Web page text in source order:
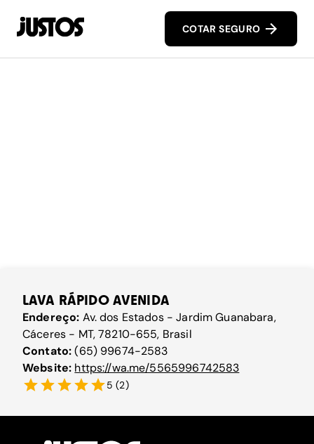
COTAR SEGURO
LAVA RÁPIDO AVENIDA
Endereço: Av. dos Estados - Jardim Guanabara,
Cáceres - MT, 78210-655, Brasil
Contato:(65) 99674-2583
Website: https://wa.me/5565996742583
5 (2)